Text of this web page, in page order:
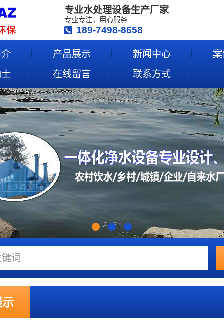
专业水处理设备生产厂家
专业专注，用心服务
189-7498-8658
产品展示 新闻中心
在线留言 联系方式
示